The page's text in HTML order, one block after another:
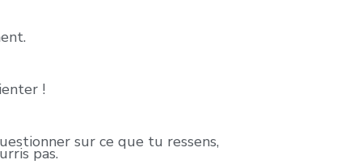
!
sur ce que tu ressens,
pas.